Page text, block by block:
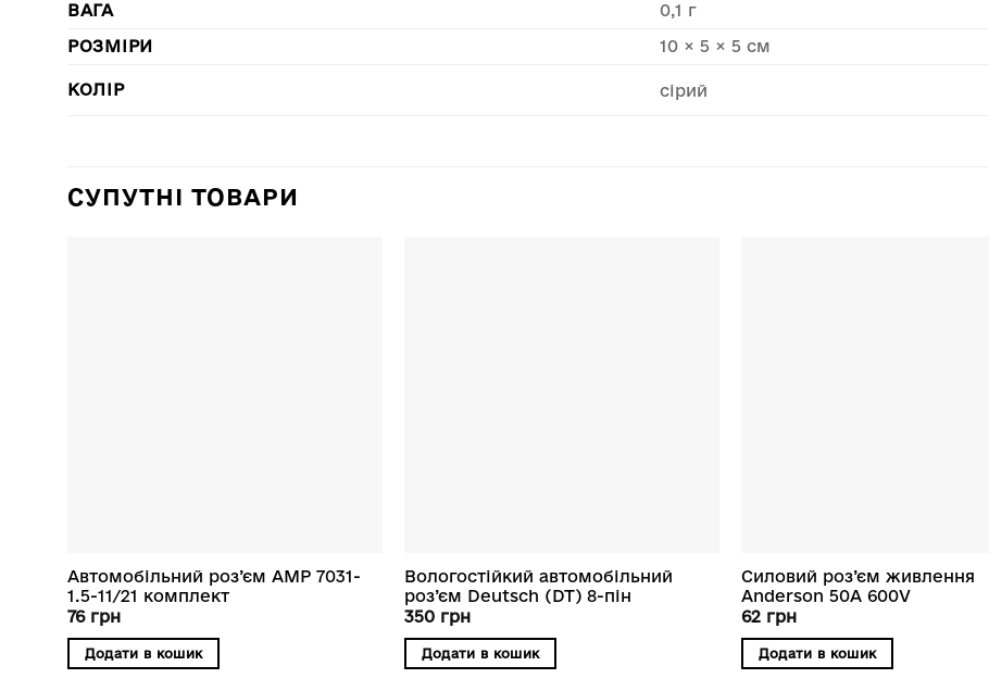
ВАГА
0,1 г
РОЗМІРИ
10 × 5 × 5 см
КОЛІР сірий
СУПУТНІ ТОВАРИ
Автомобільний роз’єм AMP 7031-
1.5-11/21 комплект
76 грн
Додати в кошик
Вологостійкий автомобільний
роз’єм Deutsch (DT) 8-пін
350 грн
Додати в кошик
Силовий роз’єм живлення
Anderson 50А 600V
62 грн
Додати в кошик